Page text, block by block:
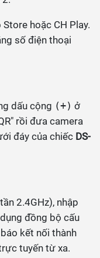
hoặc CH Play.
số điện thoại
dấu cộng (+) ở
rồi đưa camera
đáy của chiếc DS-
2.4GHz), nhập
đồng bộ cấu
kết nối thành
tuyến từ xa.